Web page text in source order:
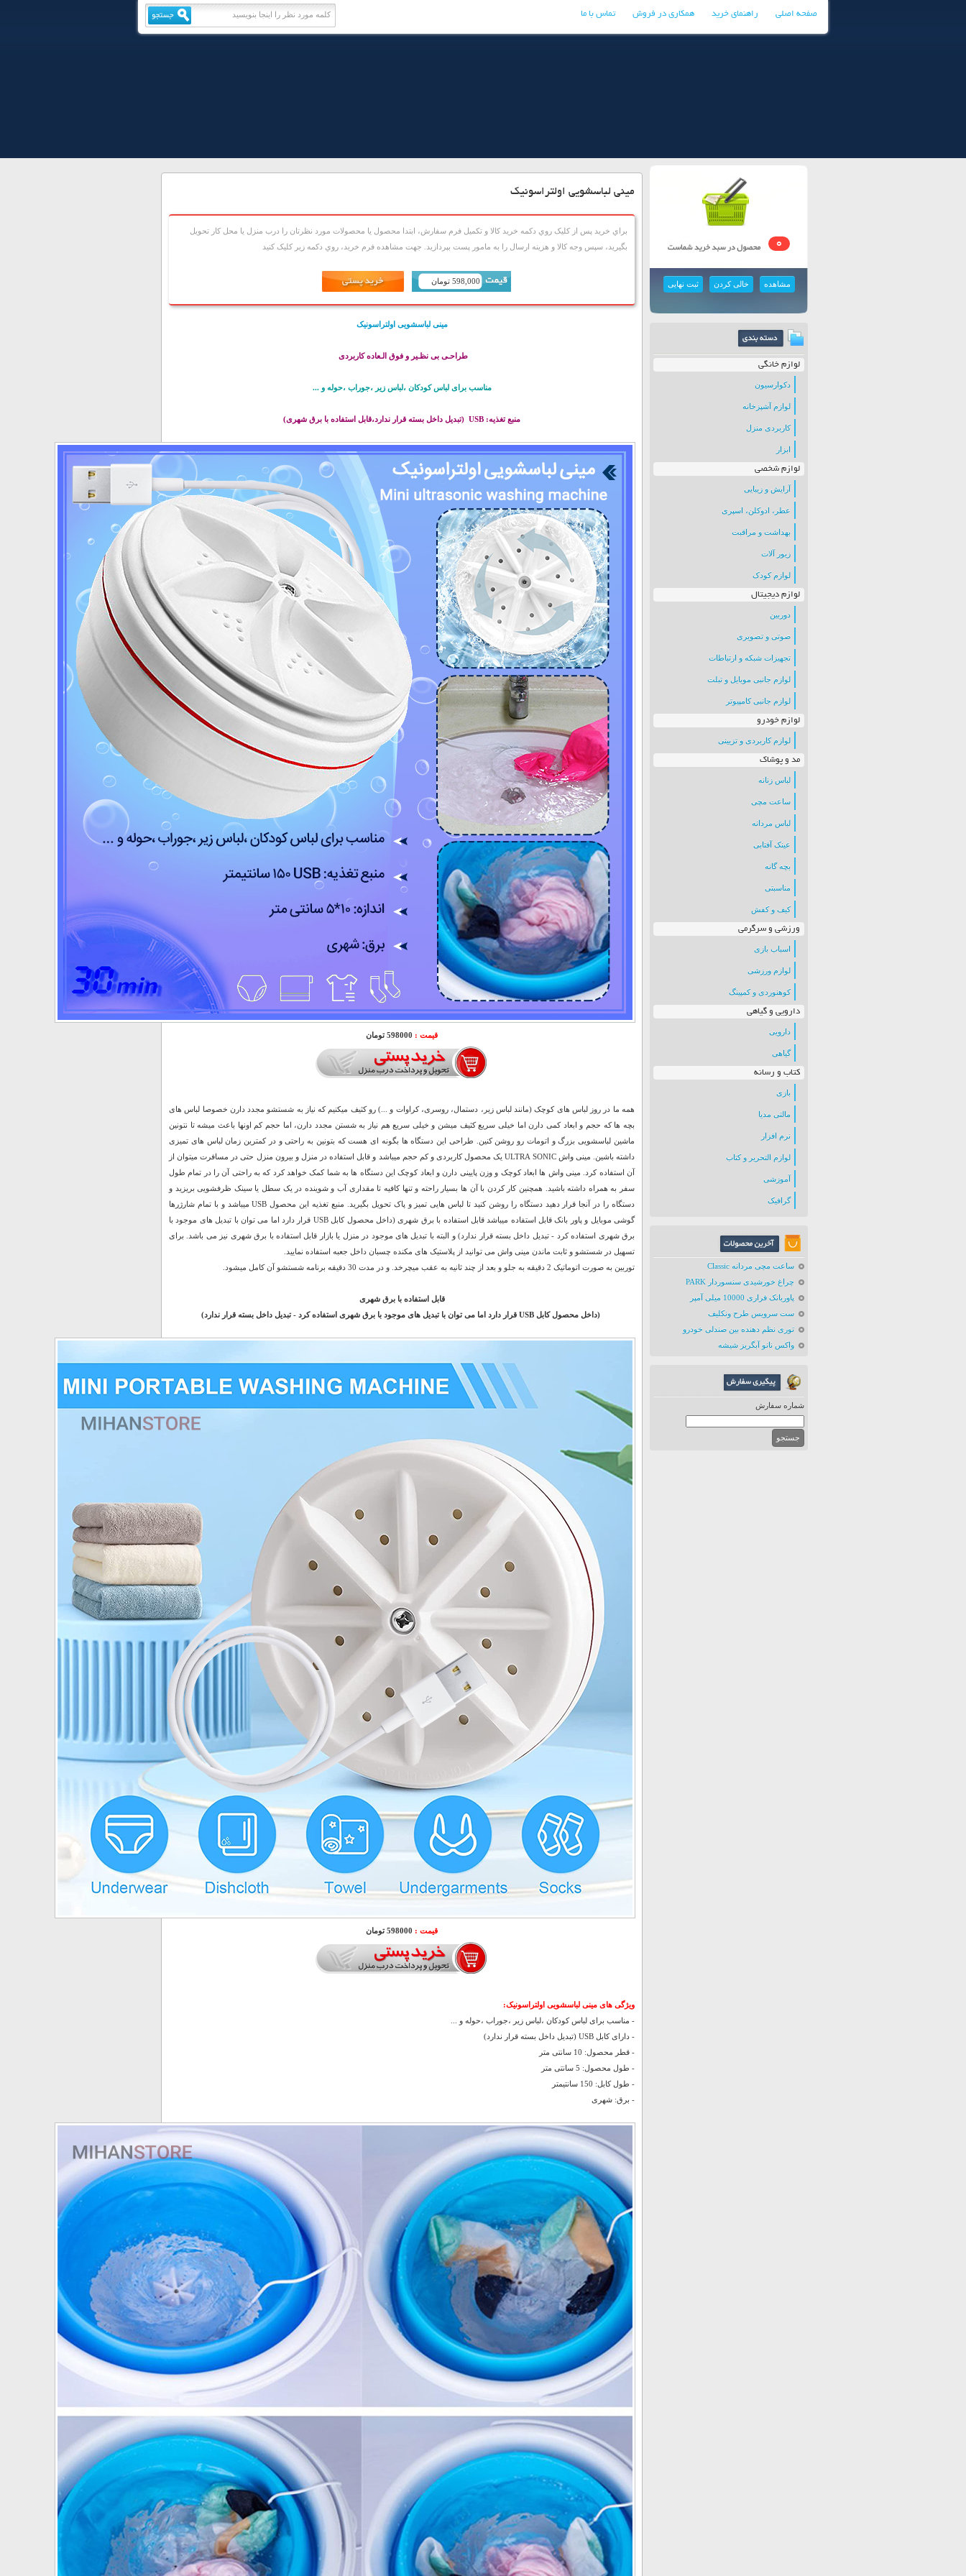
صفحه اصلی راهنمای خرید همکاری در فروش تماس با ما
0
مشاهده خالی کردن ثبت نهایی
لوازم خانگی
دکوارسیون
لوازم آشپزخانه
کاربردی منزل
ابزار
لوازم شخصی
آرایش و زیبایی
عطر، ادوکلن، اسپری
بهداشت و مراقبت
زیور آلات
لوازم کودک
لوازم دیجیتال
دوربین
صوتی و تصویری
تجهیزات شبکه و ارتباطات
لوازم جانبی موبایل و تبلت
لوازم جانبی کامپیوتر
لوازم خودرو
لوازم کاربردی و تزیینی
مد و پوشاک
لباس زنانه
ساعت مچی
لباس مردانه
عینک آفتابی
بچه گانه
مناسبتی
کیف و کفش
ورزشی و سرگرمی
اسباب بازی
لوازم ورزشی
کوهنوردی و کمپینگ
دارویی و گیاهی
دارویی
گیاهی
کتاب و رسانه
بازی
مالتی مدیا
نرم افزار
لوازم التحریر و کتاب
آموزشی
گرافیک
ساعت مچی مردانه Classic
چراغ خورشیدی سنسوردار PARK
پاوربانک فراری 10000 میلی آمپر
ست سرویس طرح ونکلیف
توری نظم دهنده بین صندلی خودرو
واکس نانو آبگریز شیشه
شماره سفارش
مینی لباسشویی اولتراسونیک
براي خريد پس از کليک روي دکمه خريد کالا و تکميل فرم سفارش، ابتدا محصول يا محصولات مورد نظرتان را درب منزل يا محل کار تحويل
بگيريد، سپس وجه کالا و هزينه ارسال را به مامور پست بپردازيد. جهت مشاهده فرم خريد، روي دکمه زير کليک کنيد
598,000 تومان
مینی لباسشویی اولتراسونیک
طراحـی بی نظـیر و فوق الـعاده کاربردی
مناسب برای لباس کودکان ،لباس زیر ،جوراب ،حوله و ...
منبع تغذیه: USB (تبدیل داخل بسته قرار ندارد،قابل استفاده با برق شهری)
قیمت : 598000 تومان
همه ما در روز لباس های کوچک (مانند لباس زیر، دستمال، روسری، کراوات و ...) رو کثیف میکنیم که نیاز به شستشو مجدد دارن خصوصا لباس های
بچه ها که حجم و ابعاد کمی دارن اما خیلی سریع کثیف میشن و خیلی سریع هم نیاز به شستن مجدد دارن، اما حجم کم اونها باعث میشه تا نتونین
ماشین لباسشویی بزرگ و اتومات رو روشن کنین. طراحی این دستگاه ها بگونه ای هست که بتونین به راحتی و در کمترین زمان لباس های تمیزی
داشته باشین. مینی واش ULTRA SONIC یک محصول کاربردی و کم حجم میباشد و قابل استفاده در منزل و بیرون منزل حتی در مسافرت میتوان از
آن استفاده کرد. مینی واش ها ابعاد کوچک و وزن پایینی دارن و ابعاد کوچک این دستگاه ها به شما کمک خواهد کرد که به راحتی آن را در تمام طول
سفر به همراه داشته باشید. همچنین کار کردن با آن ها بسیار راحته و تنها کافیه تا مقداری آب و شوینده در یک سطل یا سینک ظرفشویی بریزید و
دستگاه را در آنجا قرار دهید دستگاه را روشن کنید تا لباس هایی تمیز و پاک تحویل بگیرید. منبع تغذیه این محصول USB میباشد و با تمام شارژرها
گوشی موبایل و پاور بانک قابل استفاده میباشد قابل استفاده با برق شهری (داخل محصول کابل USB قرار دارد اما می توان با تبدیل های موجود با
برق شهری استفاده کرد - تبدیل داخل بسته قرار ندارد) و البته با تبدیل های موجود در منزل یا بازار قابل استفاده با برق شهری نیز می باشد. برای
تسهیل در شستشو و ثابت ماندن مینی واش می توانید از پلاستیک های مکنده چسبان داخل جعبه استفاده نمایید.
توربین به صورت اتوماتیک 2 دقیقه به جلو و بعد از چند ثانیه به عقب میچرخد. و در مدت 30 دقیقه برنامه شستشو آن کامل میشود.
قابل استفاده با برق شهری
(داخل محصول کابل USB قرار دارد اما می توان با تبدیل های موجود با برق شهری استفاده کرد - تبدیل داخل بسته قرار ندارد)
قیمت : 598000 تومان
ویژگی های مینی لباسشویی اولتراسونیک:
- مناسب برای لباس کودکان ،لباس زیر ،جوراب ،حوله و ...
- دارای کابل USB (تبدیل داخل بسته قرار ندارد)
- قطر محصول: 10 سانتی متر
- طول محصول: 5 سانتی متر
- طول کابل: 150 سانتیمتر
- برق: شهری